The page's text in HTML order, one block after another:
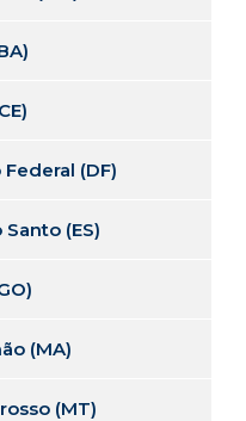
(DF)
(ES)
(MA)
(MT)